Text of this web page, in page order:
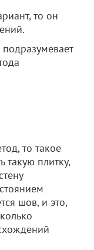
то он
то такое
такую плитку,
шов, и это,